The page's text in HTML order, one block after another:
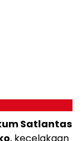
Satlantas